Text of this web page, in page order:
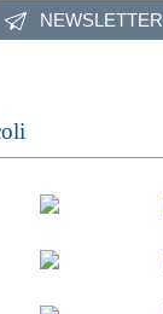
NEWSLETTER